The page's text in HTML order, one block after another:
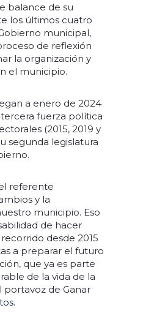
balance de su
los últimos cuatro
municipal,
de reflexión
la organización y
el municipio.
a enero de 2024
fuerza política
(2015, 2019 y
segunda legislatura
referente
y la
municipio. Eso
de hacer
desde 2015
a preparar el futuro
que ya es parte
de la vida de la
portavoz de Ganar
.